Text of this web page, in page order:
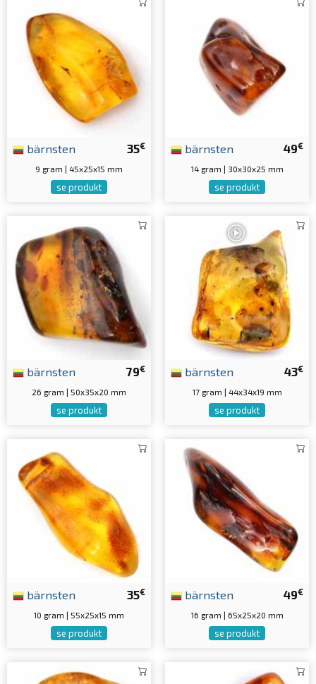
35€
bärnsten
9 gram | 45x25x15 mm
se produkt
49€
bärnsten
14 gram | 30x30x25 mm
se produkt
79€
bärnsten
26 gram | 50x35x20 mm
se produkt
43€
bärnsten
17 gram | 44x34x19 mm
se produkt
35€
bärnsten
10 gram | 55x25x15 mm
se produkt
49€
bärnsten
16 gram | 65x25x20 mm
se produkt